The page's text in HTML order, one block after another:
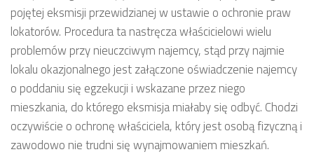
pojętej eksmisji przewidzianej w ustawie o ochronie praw
lokatorów. Procedura ta nastręcza właścicielowi wielu
problemów przy nieuczciwym najemcy, stąd przy najmie
lokalu okazjonalnego jest załączone oświadczenie najemcy
o poddaniu się egzekucji i wskazane przez niego
mieszkania, do którego eksmisja miałaby się odbyć. Chodzi
oczywiście o ochronę właściciela, który jest osobą fizyczną i
zawodowo nie trudni się wynajmowaniem mieszkań.